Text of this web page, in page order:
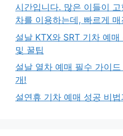
시간입니다. 많은 이들이
차를 이용하는데, 빠르게
설날 KTX와 SRT 기차 예
및 꿀팁
설날 열차 예매 필수 가이
개!
설연휴 기차 예매 성공 비